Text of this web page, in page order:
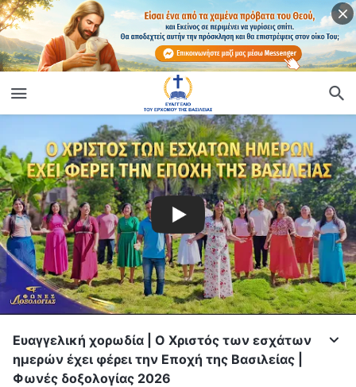
Ευαγγελική χορωδία | Ο Χριστός των εσχάτων
ημερών έχει φέρει την Εποχή της Βασιλείας |
Φωνές δοξολογίας 2026